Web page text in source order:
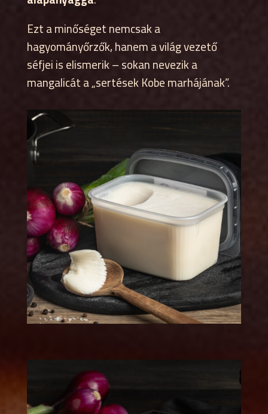
Ezt a minőséget nemcsak a
hagyományőrzők, hanem a világ vezető
séfjei is elismerik – sokan nevezik a
mangalicát a „sertések Kobe marhájának”.